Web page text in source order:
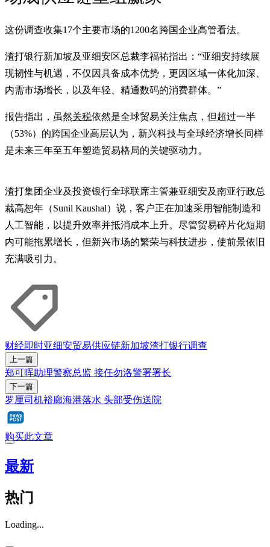
这份调查收集17个主要市场的1200名跨国企业高管看法。
渣打银行新加坡及亚细安区总裁李福祐指出：“亚细安持续展
现韧性与机遇，不仅因具备成本优势，更因区域一体化加深、
内需市场增长，以及年轻、精通数码的消费群体。”
报告指出，虽然关税依然是全球贸易关注焦点，但超过一半
（53%）的跨国企业高层认为，新兴科技与全球经济增长同样
是未来三年至五年塑造贸易格局的关键驱动力。
渣打集团企业及投资银行全球联席主管兼亚细安及南亚行政总
裁高恕年（Sunil Kaushal）说，客户正在加速采用智能制造和
人工智能，以提升效率并抵消成本上升。尽管贸易碎片化短期
内可能拖累增长，但新兴市场的繁荣与科技进步，使前景依旧
充满吸引力。
财经即时亚细安贸易供应链新加坡渣打银行调查
上一篇
郑可晖助理警察总监 接任勿洛警署署长
下一篇
罗厘司机裕廊海港落水 头部受伤送院
购买此文章
最新
热门
Loading...